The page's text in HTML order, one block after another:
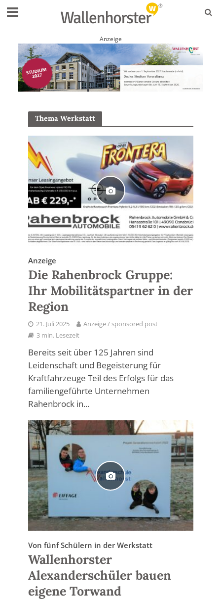
Anzeige
Thema Werkstatt
Anzeige
Die Rahenbrock Gruppe:
Ihr Mobilitätspartner in der
Region
21. Juli 2025
Anzeige / sponsored post
3 min. Lesezeit
Bereits seit über 125 Jahren sind
Leidenschaft und Begeisterung für
Kraftfahrzeuge Teil des Erfolgs für das
familiengeführte Unternehmen
Rahenbrock in...
Von fünf Schülern in der Werkstatt
Wallenhorster
Alexanderschüler bauen
eigene Torwand